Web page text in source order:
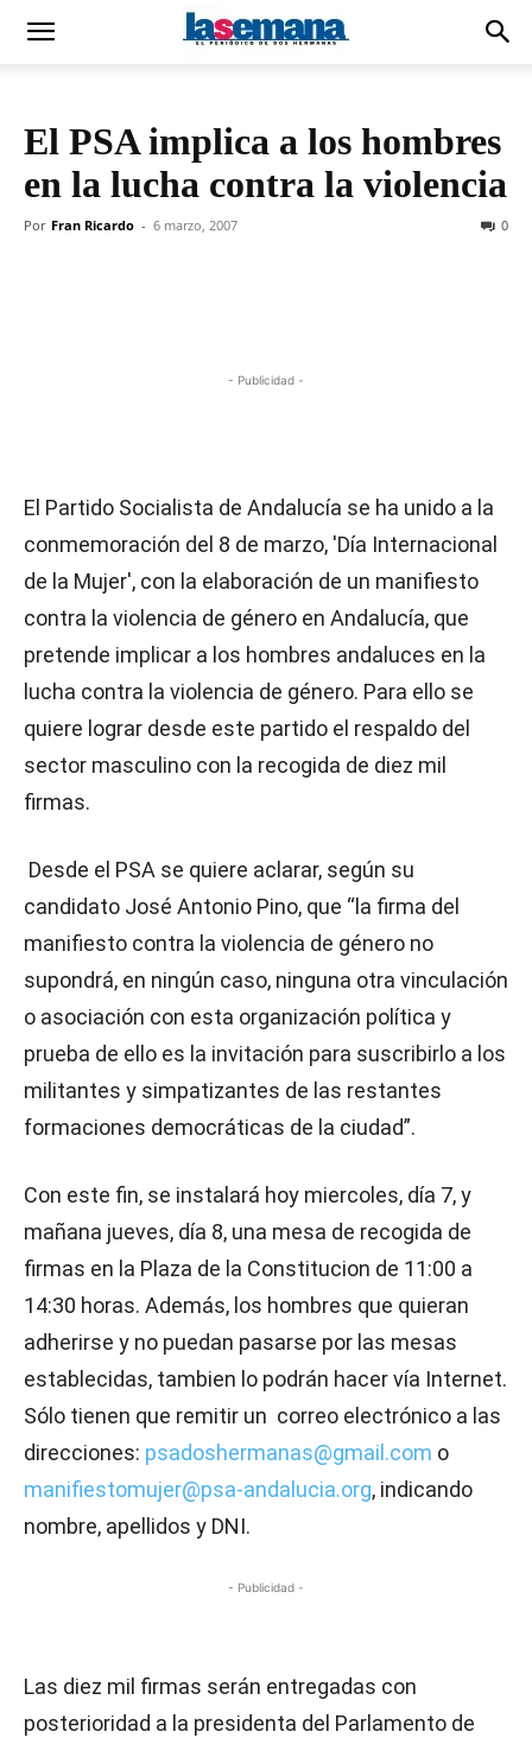
El PSA implica a los hombres
en la lucha contra la violencia
Por Fran Ricardo - 6 marzo, 2007 0
- Publicidad -
El Partido Socialista de Andalucía se ha unido a la
conmemoración del 8 de marzo, 'Día Internacional
de la Mujer', con la elaboración de un manifiesto
contra la violencia de género en Andalucía, que
pretende implicar a los hombres andaluces en la
lucha contra la violencia de género. Para ello se
quiere lograr desde este partido el respaldo del
sector masculino con la recogida de diez mil
firmas.
Desde el PSA se quiere aclarar, según su
candidato José Antonio Pino, que “la firma del
manifiesto contra la violencia de género no
supondrá, en ningún caso, ninguna otra vinculación
o asociación con esta organización política y
prueba de ello es la invitación para suscribirlo a los
militantes y simpatizantes de las restantes
formaciones democráticas de la ciudad”.
Con este fin, se instalará hoy miercoles, día 7, y
mañana jueves, día 8, una mesa de recogida de
firmas en la Plaza de la Constitucion de 11:00 a
14:30 horas. Además, los hombres que quieran
adherirse y no puedan pasarse por las mesas
establecidas, tambien lo podrán hacer vía Internet.
Sólo tienen que remitir un correo electrónico a las
direcciones: psadoshermanas@gmail.com o
manifiestomujer@psa-andalucia.org, indicando
nombre, apellidos y DNI.
- Publicidad -
Las diez mil firmas serán entregadas con
posterioridad a la presidenta del Parlamento de